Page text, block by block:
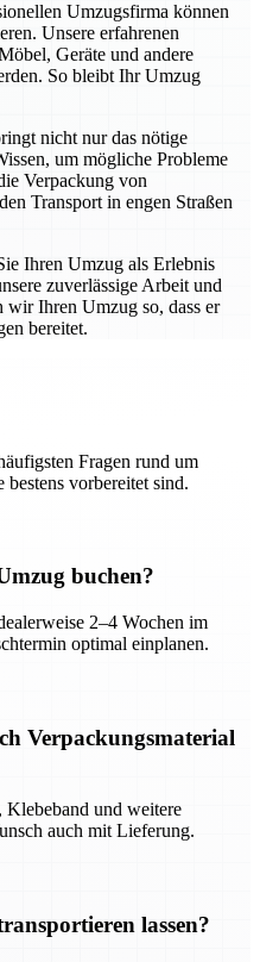
Umzugsfirma können
Unsere erfahrenen
Geräte und andere
So bleibt Ihr Umzug
nicht nur das nötige
um mögliche Probleme
Verpackung von
Transport in engen Straßen
Ihren Umzug als Erlebnis
zuverlässige Arbeit und
wir Ihren Umzug so, dass er
bereitet.
Fragen rund um
vorbereitet sind.
buchen?
2–4 Wochen im
optimal einplanen.
Verpackungsmaterial
Klebeband und weitere
auch mit Lieferung.
lassen?